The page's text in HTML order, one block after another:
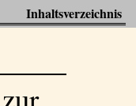
Inhaltsverzeichnis